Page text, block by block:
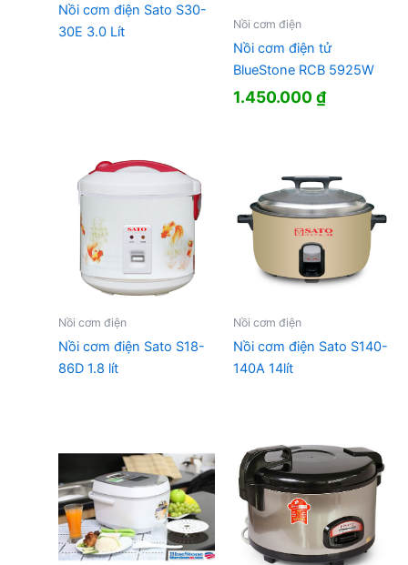
Nồi cơm điện Sato S30-
30E 3.0 Lít
Nồi cơm điện
Nồi cơm điện tử
BlueStone RCB 5925W
1.450.000₫
Nồi cơm điện
Nồi cơm điện Sato S18-
86D 1.8 lít
Nồi cơm điện
Nồi cơm điện Sato S140-
140A 14lít